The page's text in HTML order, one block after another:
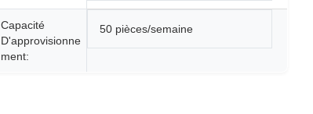
Capacité
D'approvisionne
Ment:
50 pièces/semaine